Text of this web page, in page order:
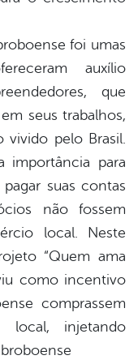
foi umas
auxílio
que
seus trabalhos,
pelo Brasil.
importância para
suas contas
não fossem
local. Neste
“Quem ama
como incentivo
comprassem
local, injetando